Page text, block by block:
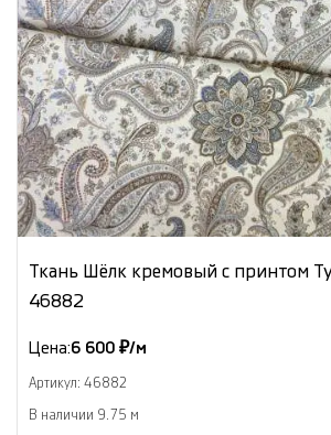
Ткань Шёлк кремовый с принтом
46882
Цена:6 600 ₽/м
Артикул: 46882
В наличии 9.75 м